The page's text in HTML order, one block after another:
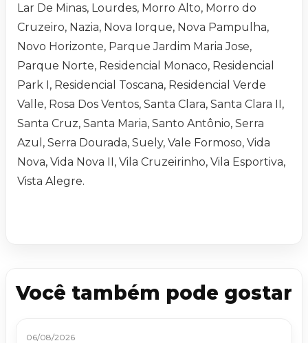
Lar De Minas, Lourdes, Morro Alto, Morro do
Cruzeiro, Nazia, Nova Iorque, Nova Pampulha,
Novo Horizonte, Parque Jardim Maria Jose,
Parque Norte, Residencial Monaco, Residencial
Park I, Residencial Toscana, Residencial Verde
Valle, Rosa Dos Ventos, Santa Clara, Santa Clara II,
Santa Cruz, Santa Maria, Santo Antônio, Serra
Azul, Serra Dourada, Suely, Vale Formoso, Vida
Nova, Vida Nova II, Vila Cruzeirinho, Vila Esportiva,
Vista Alegre.
Você também pode gostar
06/08/2026